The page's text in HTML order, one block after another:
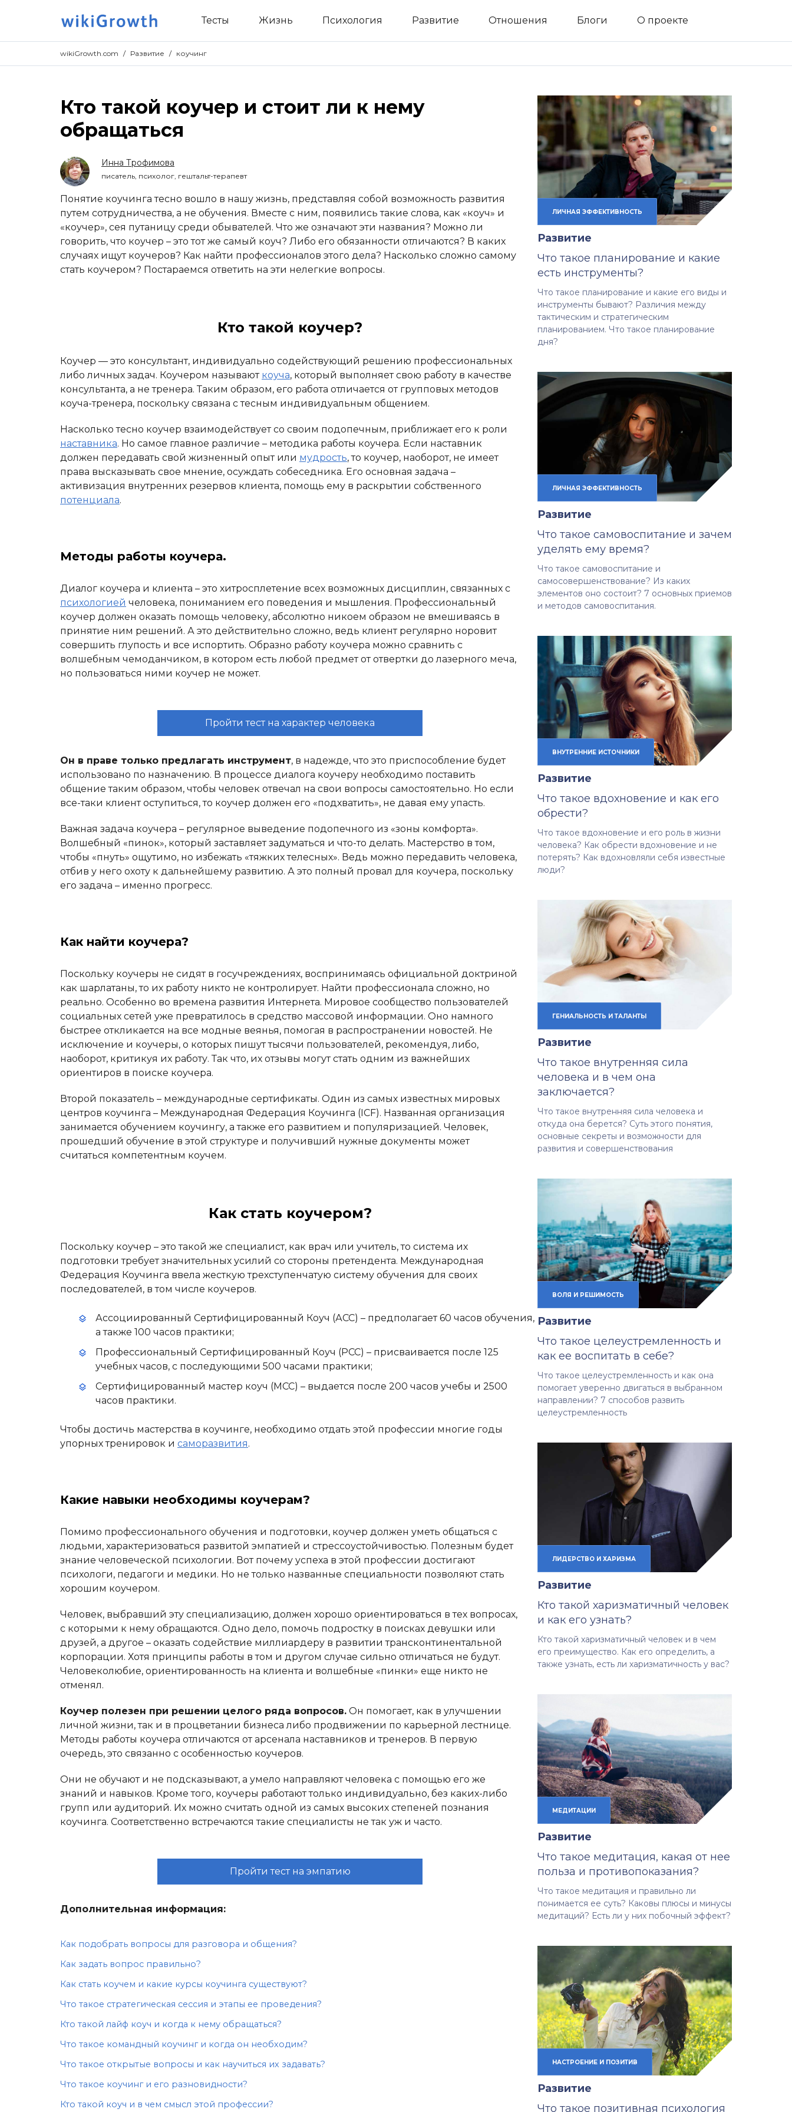
Тесты Жизнь Психология Развитие Отношения Блоги О проекте
wikiGrowth.com / Развитие / коучинг
Кто такой коучер и стоит ли к нему
обращаться
Инна Трофимова
писатель, психолог, гештальт-терапевт
Понятие коучинга тесно вошло в нашу жизнь, представляя собой возможность развития
путем сотрудничества, а не обучения. Вместе с ним, появились такие слова, как «коуч» и
«коучер», сея путаницу среди обывателей. Что же означают эти названия? Можно ли
говорить, что коучер – это тот же самый коуч? Либо его обязанности отличаются? В каких
случаях ищут коучеров? Как найти профессионалов этого дела? Насколько сложно самому
стать коучером? Постараемся ответить на эти нелегкие вопросы.
Кто такой коучер?
Коучер — это консультант, индивидуально содействующий решению профессиональных
либо личных задач. Коучером называют коуча, который выполняет свою работу в качестве
консультанта, а не тренера. Таким образом, его работа отличается от групповых методов
коуча-тренера, поскольку связана с тесным индивидуальным общением.
Насколько тесно коучер взаимодействует со своим подопечным, приближает его к роли
наставника. Но самое главное различие – методика работы коучера. Если наставник
должен передавать свой жизненный опыт или мудрость, то коучер, наоборот, не имеет
права высказывать свое мнение, осуждать собеседника. Его основная задача –
активизация внутренних резервов клиента, помощь ему в раскрытии собственного
потенциала.
Методы работы коучера.
Диалог коучера и клиента – это хитросплетение всех возможных дисциплин, связанных с
психологией человека, пониманием его поведения и мышления. Профессиональный
коучер должен оказать помощь человеку, абсолютно никоем образом не вмешиваясь в
принятие ним решений. А это действительно сложно, ведь клиент регулярно норовит
совершить глупость и все испортить. Образно работу коучера можно сравнить с
волшебным чемоданчиком, в котором есть любой предмет от отвертки до лазерного меча,
но пользоваться ними коучер не может.
Пройти тест на характер человека
Он в праве только предлагать инструмент, в надежде, что это приспособление будет
использовано по назначению. В процессе диалога коучеру необходимо поставить
общение таким образом, чтобы человек отвечал на свои вопросы самостоятельно. Но если
все-таки клиент оступиться, то коучер должен его «подхватить», не давая ему упасть.
Важная задача коучера – регулярное выведение подопечного из «зоны комфорта».
Волшебный «пинок», который заставляет задуматься и что-то делать. Мастерство в том,
чтобы «пнуть» ощутимо, но избежать «тяжких телесных». Ведь можно передавить человека,
отбив у него охоту к дальнейшему развитию. А это полный провал для коучера, поскольку
его задача – именно прогресс.
Как найти коучера?
Поскольку коучеры не сидят в госучреждениях, воспринимаясь официальной доктриной
как шарлатаны, то их работу никто не контролирует. Найти профессионала сложно, но
реально. Особенно во времена развития Интернета. Мировое сообщество пользователей
социальных сетей уже превратилось в средство массовой информации. Оно намного
быстрее откликается на все модные веянья, помогая в распространении новостей. Не
исключение и коучеры, о которых пишут тысячи пользователей, рекомендуя, либо,
наоборот, критикуя их работу. Так что, их отзывы могут стать одним из важнейших
ориентиров в поиске коучера.
Второй показатель – международные сертификаты. Один из самых известных мировых
центров коучинга – Международная Федерация Коучинга (ICF). Названная организация
занимается обучением коучингу, а также его развитием и популяризацией. Человек,
прошедший обучение в этой структуре и получивший нужные документы может
считаться компетентным коучем.
Как стать коучером?
Поскольку коучер – это такой же специалист, как врач или учитель, то система их
подготовки требует значительных усилий со стороны претендента. Международная
Федерация Коучинга ввела жесткую трехступенчатую систему обучения для своих
последователей, в том числе коучеров.
Ассоциированный Сертифицированный Коуч (АСС) – предполагает 60 часов обучения,
а также 100 часов практики;
Профессиональный Сертифицированный Коуч (PCC) – присваивается после 125
учебных часов, с последующими 500 часами практики;
Сертифицированный мастер коуч (MCC) – выдается после 200 часов учебы и 2500
часов практики.
Чтобы достичь мастерства в коучинге, необходимо отдать этой профессии многие годы
упорных тренировок и саморазвития.
Какие навыки необходимы коучерам?
Помимо профессионального обучения и подготовки, коучер должен уметь общаться с
людьми, характеризоваться развитой эмпатией и стрессоустойчивостью. Полезным будет
знание человеческой психологии. Вот почему успеха в этой профессии достигают
психологи, педагоги и медики. Но не только названные специальности позволяют стать
хорошим коучером.
Человек, выбравший эту специализацию, должен хорошо ориентироваться в тех вопросах,
с которыми к нему обращаются. Одно дело, помочь подростку в поисках девушки или
друзей, а другое – оказать содействие миллиардеру в развитии трансконтинентальной
корпорации. Хотя принципы работы в том и другом случае сильно отличаться не будут.
Человеколюбие, ориентированность на клиента и волшебные «пинки» еще никто не
отменял.
Коучер полезен при решении целого ряда вопросов. Он помогает, как в улучшении
личной жизни, так и в процветании бизнеса либо продвижении по карьерной лестнице.
Методы работы коучера отличаются от арсенала наставников и тренеров. В первую
очередь, это связанно с особенностью коучеров.
Они не обучают и не подсказывают, а умело направляют человека с помощью его же
знаний и навыков. Кроме того, коучеры работают только индивидуально, без каких-либо
групп или аудиторий. Их можно считать одной из самых высоких степеней познания
коучинга. Соответственно встречаются такие специалисты не так уж и часто.
Пройти тест на эмпатию
Дополнительная информация:
Как подобрать вопросы для разговора и общения?
Как задать вопрос правильно?
Как стать коучем и какие курсы коучинга существуют?
Что такое стратегическая сессия и этапы ее проведения?
Кто такой лайф коуч и когда к нему обращаться?
Что такое командный коучинг и когда он необходим?
Что такое открытые вопросы и как научиться их задавать?
Что такое коучинг и его разновидности?
Кто такой коуч и в чем смысл этой профессии?
ЛИЧНАЯ ЭФФЕКТИВНОСТЬ
Развитие
Что такое планирование и какие
есть инструменты?
Что такое планирование и какие его виды и
инструменты бывают? Различия между
тактическим и стратегическим
планированием. Что такое планирование
дня?
ЛИЧНАЯ ЭФФЕКТИВНОСТЬ
Развитие
Что такое самовоспитание и зачем
уделять ему время?
Что такое самовоспитание и
самосовершенствование? Из каких
элементов оно состоит? 7 основных приемов
и методов самовоспитания.
ВНУТРЕННИЕ ИСТОЧНИКИ
Развитие
Что такое вдохновение и как его
обрести?
Что такое вдохновение и его роль в жизни
человека? Как обрести вдохновение и не
потерять? Как вдохновляли себя известные
люди?
ГЕНИАЛЬНОСТЬ И ТАЛАНТЫ
Развитие
Что такое внутренняя сила
человека и в чем она
заключается?
Что такое внутренняя сила человека и
откуда она берется? Суть этого понятия,
основные секреты и возможности для
развития и совершенствования
ВОЛЯ И РЕШИМОСТЬ
Развитие
Что такое целеустремленность и
как ее воспитать в себе?
Что такое целеустремленность и как она
помогает уверенно двигаться в выбранном
направлении? 7 способов развить
целеустремленность
ЛИДЕРСТВО И ХАРИЗМА
Развитие
Кто такой харизматичный человек
и как его узнать?
Кто такой харизматичный человек и в чем
его преимущество. Как его определить, а
также узнать, есть ли харизматичность у вас?
МЕДИТАЦИИ
Развитие
Что такое медитация, какая от нее
польза и противопоказания?
Что такое медитация и правильно ли
понимается ее суть? Каковы плюсы и минусы
медитаций? Есть ли у них побочный эффект?
НАСТРОЕНИЕ И ПОЗИТИВ
Развитие
Что такое позитивная психология